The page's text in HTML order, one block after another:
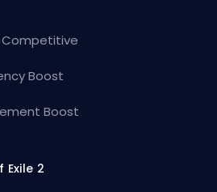
Competitive
Boost
Boost
Exile 2